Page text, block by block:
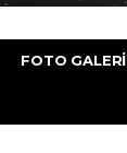
FOTO GALERI